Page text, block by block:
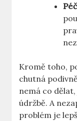
Kromě toho,
chutná
nemá co
údržbě. A
‌problém je⁤